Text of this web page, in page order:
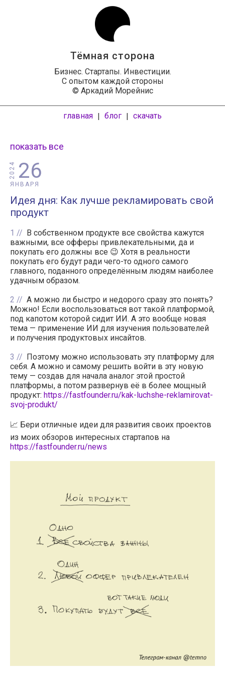
Тёмная сторона
Бизнес. Стартапы. Инвестиции.
С опытом каждой стороны
© Аркадий Морейнис
главная | блог | скачать
показать все
26
ЯНВАРЯ
2024
Идея дня: Как лучше рекламировать свой
продукт
1
В собственном продукте все свойства кажутся
важными, все офферы привлекательными, да и
покупать его должны все 😉 Хотя в реальности
покупать его будут ради чего-то одного самого
главного, поданного определённым людям наиболее
удачным образом.
2
А можно ли быстро и недорого сразу это понять?
Можно! Если воспользоваться вот такой платформой,
под капотом которой сидит ИИ. А это вообще новая
тема — применение ИИ для изучения пользователей
и получения продуктовых инсайтов.
3
Поэтому можно использовать эту платформу для
себя. А можно и самому решить войти в эту новую
тему — создав для начала аналог этой простой
платформы, а потом развернув её в более мощный
продукт: https://fastfounder.ru/kak-luchshe-reklamirovat-
svoj-produkt/
📈 Бери отличные идеи для развития своих проектов
из моих обзоров интересных стартапов на
https://fastfounder.ru/news